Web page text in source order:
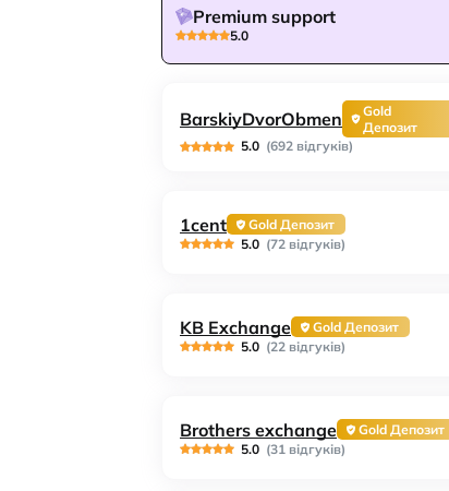
Premium support
5.0
BarskiyDvorObmen
Gold
Депозит
5.0 (692 відгуків)
1cent
Gold Депозит
5.0 (72 відгуків)
KB Exchange
Gold Депозит
5.0 (22 відгуків)
Brothers exchange
Gold Депозит
5.0 (31 відгуків)